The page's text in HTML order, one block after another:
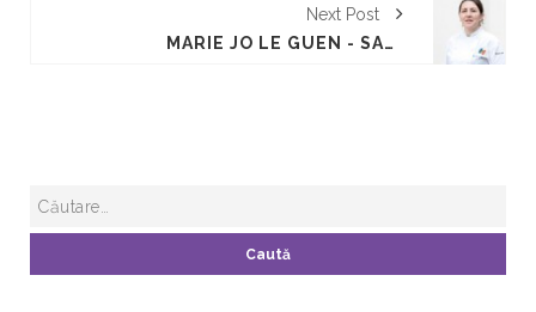
Next Post
MARIE JO LE GUEN - SARBATOAREA GUSTULUI